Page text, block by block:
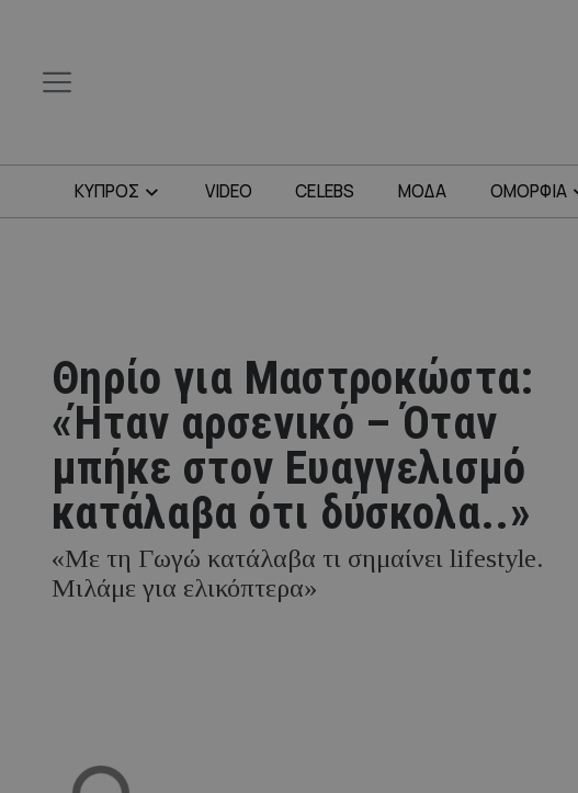
ΚΥΠΡΟΣ VIDEO CELEBS ΜΟΔΑ ΟΜΟΡΦΙΑ
Θηρίο για Μαστροκώστα:
«Ήταν αρσενικό – Όταν
μπήκε στον Ευαγγελισμό
κατάλαβα ότι δύσκολα..»
«Με τη Γωγώ κατάλαβα τι σημαίνει lifestyle.
Μιλάμε για ελικόπτερα»